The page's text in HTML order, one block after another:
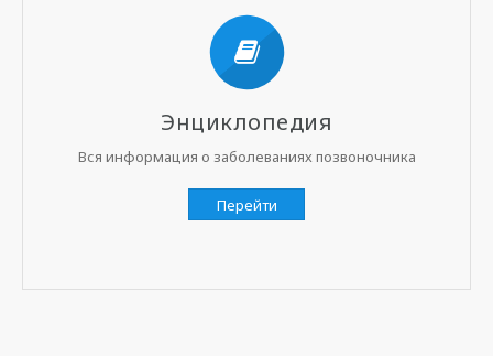
Энциклопедия
Вся информация о заболеваниях позвоночника
Перейти